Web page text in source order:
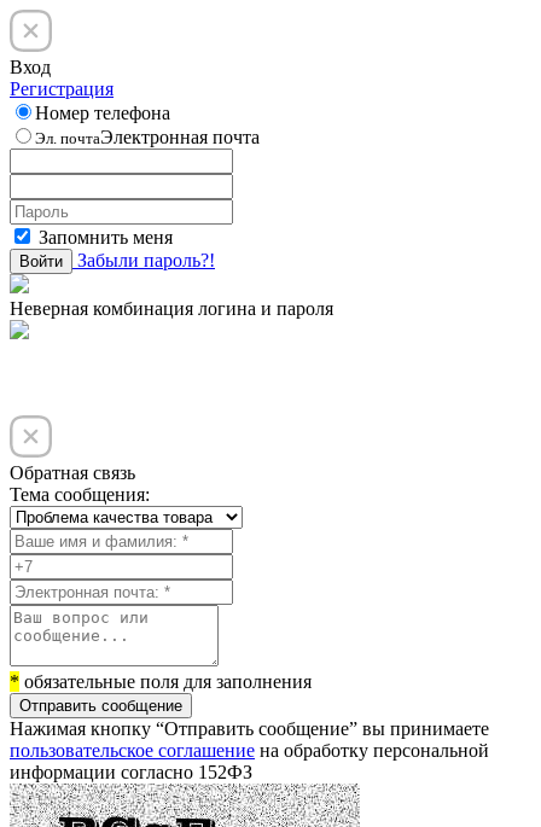
Вход
Регистрация
Номер телефона
Эл. почтаЭлектронная почта
Запомнить меня
Войти Забыли пароль?!
Неверная комбинация логина и пароля
Обратная связь
Тема сообщения:
* обязательные поля для заполнения
Отправить сообщение
Нажимая кнопку “Отправить сообщение” вы принимаете
пользовательское соглашение на обработку персональной
информации согласно 152ФЗ